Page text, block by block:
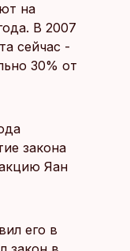
на
В 2007
сейчас -
30% от
закона
Яан
его в